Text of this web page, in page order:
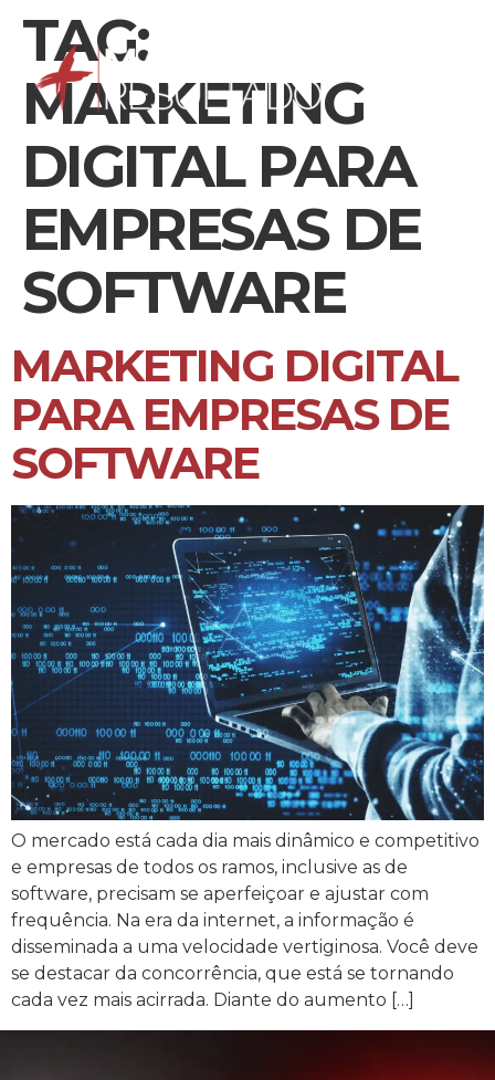
TAG:
MARKETING
DIGITAL PARA
EMPRESAS DE
SOFTWARE
MARKETING DIGITAL
PARA EMPRESAS DE
SOFTWARE
O mercado está cada dia mais dinâmico e competitivo
e empresas de todos os ramos, inclusive as de
software, precisam se aperfeiçoar e ajustar com
frequência. Na era da internet, a informação é
disseminada a uma velocidade vertiginosa. Você deve
se destacar da concorrência, que está se tornando
cada vez mais acirrada. Diante do aumento […]